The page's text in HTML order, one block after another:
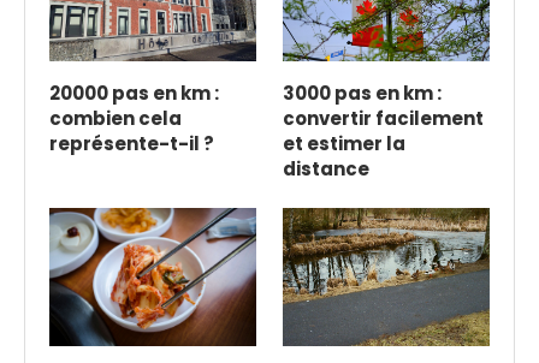
20000 pas en km :
combien cela
représente-t-il ?
3000 pas en km :
convertir facilement
et estimer la
distance